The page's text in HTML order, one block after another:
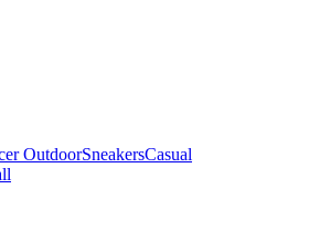
OutdoorSneakersCasual